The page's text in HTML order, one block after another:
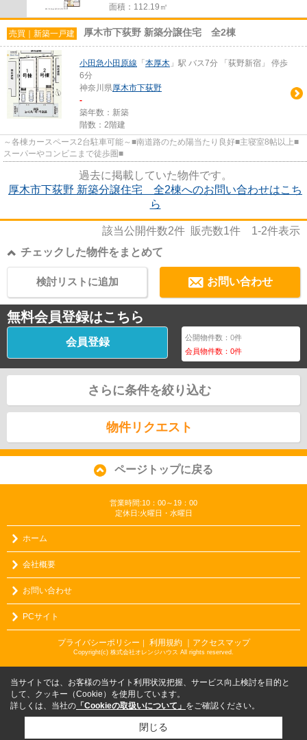
面積：112.19㎡
売買｜新築一戸建 厚木市下荻野 新築分譲住宅 全2棟
小田急小田原線 「 本厚木 」駅 バス7分 「荻野新宿」 停歩
6分
神奈川県厚木市下荻野
-
築年数：新築
階数：2階建
～各棟カースペース2台駐車可能～■南道路のため陽当たり良好■主寝室8帖以上■
スーパーやコンビニまで徒歩圏■
過去に掲載していた物件です。
厚木市下荻野 新築分譲住宅 全2棟へのお問い合わせはこち
ら
該当公開件数2件 販売数1件 1-2件表示
チェックした物件をまとめて
お問い合わせ
検討リストに追加
無料会員登録はこちら
会員登録 公開物件数：0件
会員物件数：0件
さらに条件を絞り込む
物件リクエスト
ページトップに戻る
営業時間:10：00～19：00
定休日:火曜日・水曜日
ホーム
会社概要
お問い合わせ
PCサイト
プライバシーポリシー ｜ 利用規約 ｜アクセスマップ
Copyright(c) 株式会社オレンジハウス All rights reserved.
当サイトでは、お客様の当サイト利用状況把握、サービス向上検討を目的と
して、クッキー（Cookie）を使用しています。
詳しくは、当社の 「Cookieの取扱いについて」 をご確認ください。
閉じる